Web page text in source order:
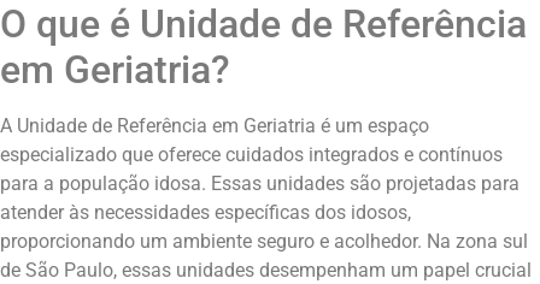
O que é Unidade de Referência
em Geriatria?
A Unidade de Referência em Geriatria é um espaço
especializado que oferece cuidados integrados e contínuos
para a população idosa. Essas unidades são projetadas para
atender às necessidades específicas dos idosos,
proporcionando um ambiente seguro e acolhedor. Na zona sul
de São Paulo, essas unidades desempenham um papel crucial